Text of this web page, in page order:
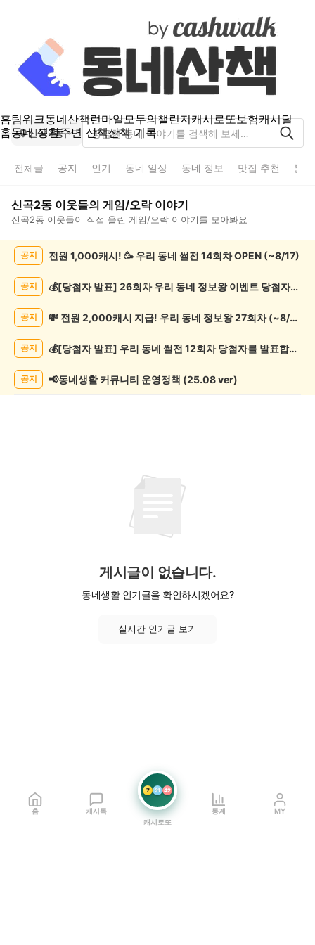
홈팀워크동네산책런마일모두의챌린지캐시로또보험캐시딜
홈동네 생활주변 산책산책 기록
신곡2동
전체글 공지 인기 동네 일상 동네 정보 맛집 추천 분
신곡2동 이웃들의 게임/오락이야기
신곡2동 이웃들이 직접 올린 게임/오락 이야기를 모아봐요
임/
목
공지 전원 1,000캐시! 🥳 우리 동네 썰전 14회차 OPEN (~8/17)
공지 💰[당첨자 발표] 26회차 우리 동네 정보왕 이벤트 당첨자를 발표합니다!
공지 💸 전원 2,000캐시 지급! 우리 동네 정보왕 27회차 (~8/10)
공지 💰[당첨자 발표] 우리 동네 썰전 12회차 당첨자를 발표합니다!
공지 📢동네생활 커뮤니티 운영정책 (25.08 ver)
게시글이 없습니다.
동네생활 인기글을 확인하시겠어요?
실시간 인기글 보기
홈 캐시톡
7 21 42
캐시로또
통계 MY